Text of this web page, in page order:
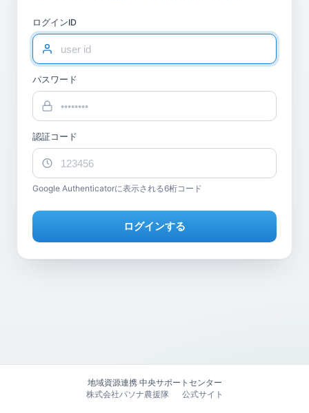
ログインID
パスワード
認証コード
Google Authenticatorに表示される6桁コード
ログインする
地域資源連携 中央サポートセンター
株式会社パソナ農援隊
公式サイト